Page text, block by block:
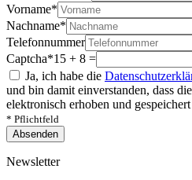
Vorname*
Nachname*
Telefonnummer
Captcha*15 + 8 =
Ja, ich habe die
und bin damit einverstanden, dass
elektronisch erhoben und
* Pflichtfeld
Absenden
Newsletter